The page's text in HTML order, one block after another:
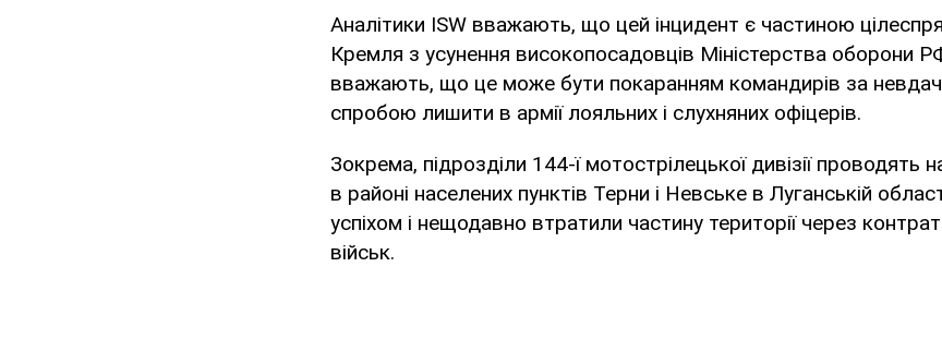
Аналітики ISW вважають, що цей інцидент є частиною
Кремля з усунення високопосадовців Міністерства оборони
вважають, що це може бути покаранням командирів за невдачі
спробою лишити в армії лояльних і слухняних офіцерів.
Зокрема, підрозділи 144-ї мотострілецької дивізії проводять
в районі населених пунктів Терни і Невське в Луганській
успіхом і нещодавно втратили частину території через
військ.